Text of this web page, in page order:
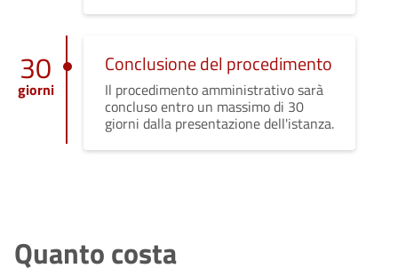
30
giorni
Conclusione del procedimento
Il procedimento amministrativo sarà
concluso entro un massimo di 30
giorni dalla presentazione dell'istanza.
Quanto costa